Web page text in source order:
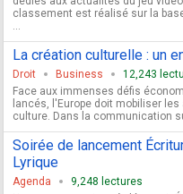
classement est réalisé sur la
...
La création culturelle : un
Droit Business
12,243
Face aux immenses défis
lancés, l'Europe doit mobiliser
culture. Dans la communication
Soirée de lancement
Lyrique
Agenda
9,248 lectures